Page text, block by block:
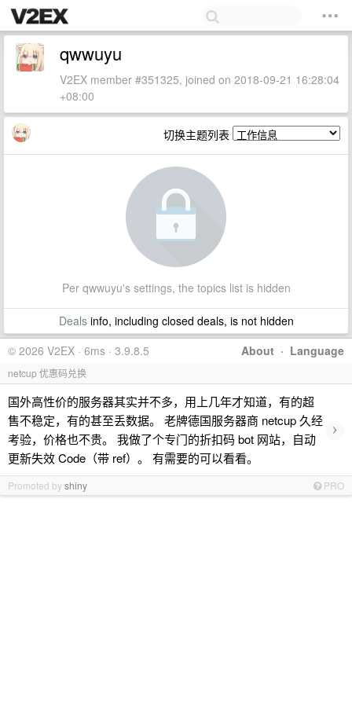
qwwuyu
V2EX member #351325, joined on 2018-09-21 16:28:04
+08:00
切换主题列表
Per qwwuyu's settings, the topics list is hidden
Dealsinfo, including closed deals, is not hidden
About · Language
© 2026 V2EX · 6ms · 3.9.8.5
netcup 优惠码兑换
国外高性价的服务器其实并不多，用上几年才知道，有的超
售不稳定，有的甚至丢数据。 老牌德国服务器商 netcup 久经
考验，价格也不贵。 我做了个专门的折扣码 bot 网站，自动
更新失效 Code（带 ref）。 有需要的可以看看。
›
Promoted byshiny PRO